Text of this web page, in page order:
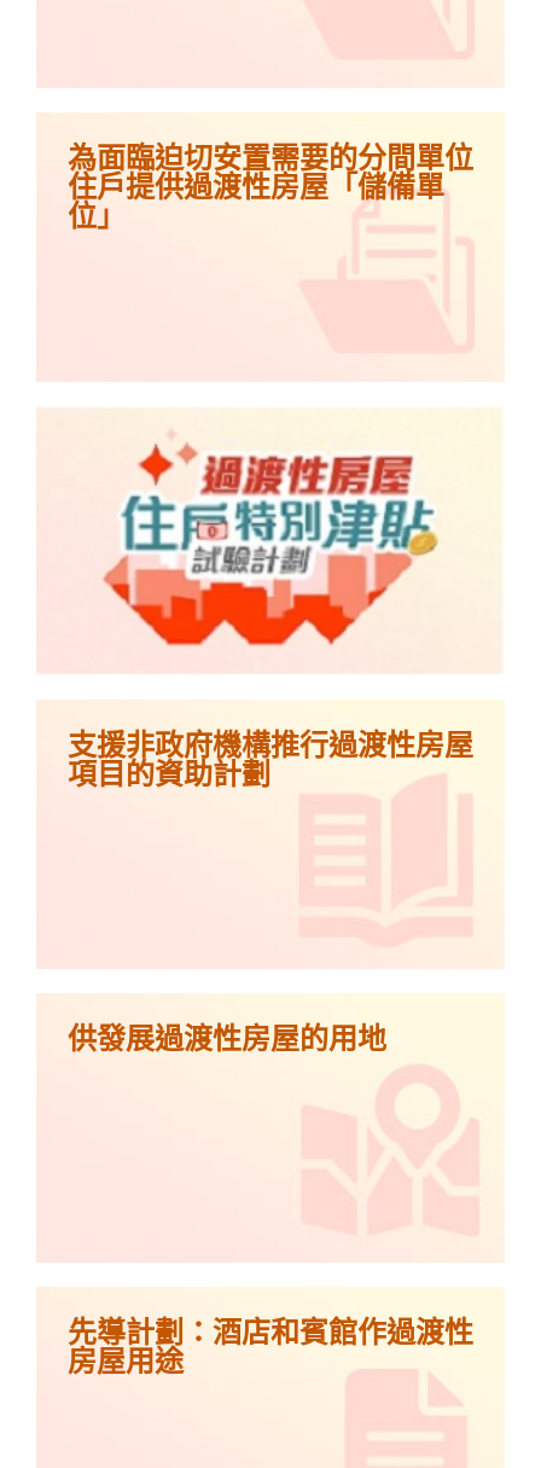
為面臨迫切安置需要的分間單位
住戶提供過渡性房屋「儲備單
位」
支援非政府機構推行過渡性房屋
項目的資助計劃
供發展過渡性房屋的用地
先導計劃：酒店和賓館作過渡性
房屋用途